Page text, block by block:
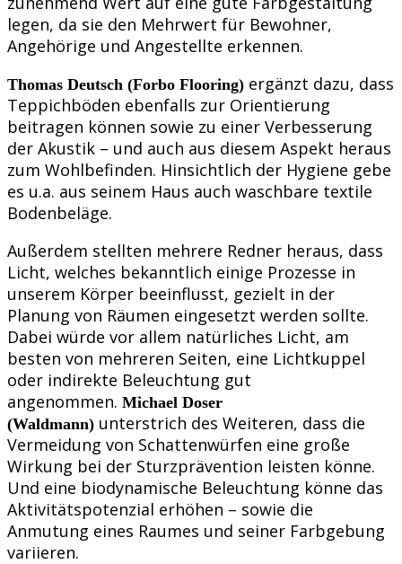
legen, da sie den Mehrwert für Bewohner,
Angehörige und Angestellte erkennen.
Thomas Deutsch (Forbo Flooring) ergänzt dazu, dass
Teppichböden ebenfalls zur Orientierung
beitragen können sowie zu einer Verbesserung
der Akustik – und auch aus diesem Aspekt heraus
zum Wohlbefinden. Hinsichtlich der Hygiene gebe
es u.a. aus seinem Haus auch waschbare textile
Bodenbeläge.
Außerdem stellten mehrere Redner heraus, dass
Licht, welches bekanntlich einige Prozesse in
unserem Körper beeinflusst, gezielt in der
Planung von Räumen eingesetzt werden sollte.
Dabei würde vor allem natürliches Licht, am
besten von mehreren Seiten, eine Lichtkuppel
oder indirekte Beleuchtung gut
angenommen. Michael Doser
(Waldmann) unterstrich des Weiteren, dass die
Vermeidung von Schattenwürfen eine große
Wirkung bei der Sturzprävention leisten könne.
Und eine biodynamische Beleuchtung könne das
Aktivitätspotenzial erhöhen – sowie die
Anmutung eines Raumes und seiner Farbgebung
variieren.